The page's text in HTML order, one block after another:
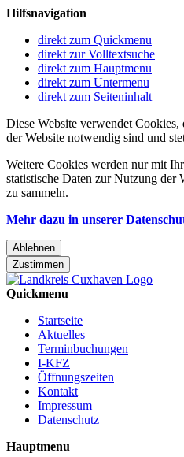
Hilfsnavigation
direkt zum Quickmenu
direkt zur Volltextsuche
direkt zum Hauptmenu
direkt zum Untermenu
direkt zum Seiteninhalt
Diese Website verwendet
der Website notwendig sind und
Weitere Cookies werden nur mit
statistische Daten zur Nutzung der
zu sammeln.
Mehr dazu in unserer
Ablehnen
Zustimmen
Quickmenu
Startseite
Aktuelles
Terminbuchungen
I-KFZ
Öffnungszeiten
Kontakt
Impressum
Datenschutz
Hauptmenu